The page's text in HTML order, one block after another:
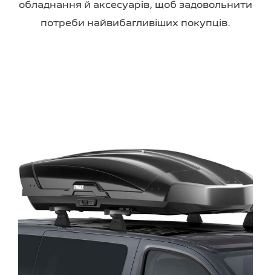
обладнання й аксесуарів, щоб задовольнити
потреби найвибагливіших покупців.